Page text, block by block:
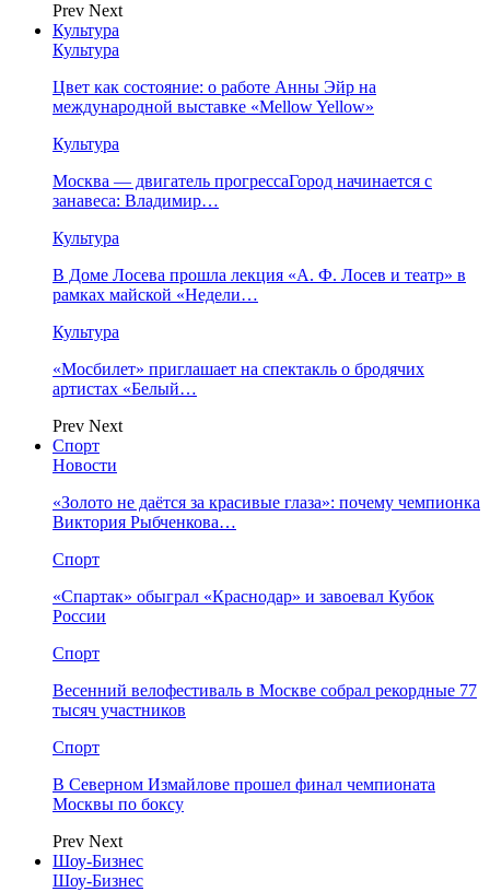
Prev Next
Культура
Культура
Цвет как состояние: о работе Анны Эйр на
международной выставке «Mellow Yellow»
Культура
Москва — двигатель прогрессаГород начинается с
занавеса: Владимир…
Культура
В Доме Лосева прошла лекция «А. Ф. Лосев и театр» в
рамках майской «Недели…
Культура
«Мосбилет» приглашает на спектакль о бродячих
артистах «Белый…
Prev Next
Спорт
Новости
«Золото не даётся за красивые глаза»: почему чемпионка
Виктория Рыбченкова…
Спорт
«Спартак» обыграл «Краснодар» и завоевал Кубок
России
Спорт
Весенний велофестиваль в Москве собрал рекордные 77
тысяч участников
Спорт
В Северном Измайлове прошел финал чемпионата
Москвы по боксу
Prev Next
Шоу-Бизнес
Шоу-Бизнес